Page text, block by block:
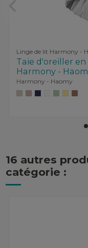
Linge de lit Harmony -
Taie d'oreiller
Harmony -
Harmony - Haomy
16 autres
catégorie :